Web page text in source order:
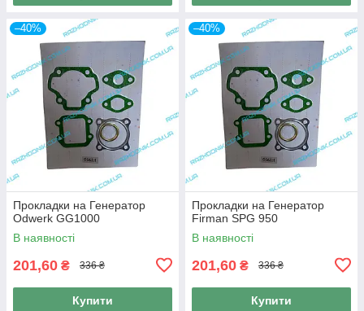
–40%
Прокладки на Генератор
Odwerk GG1000
В наявності
201,60 ₴ 336 ₴
Купити
–40%
Прокладки на Генератор
Firman SPG 950
В наявності
201,60 ₴ 336 ₴
Купити